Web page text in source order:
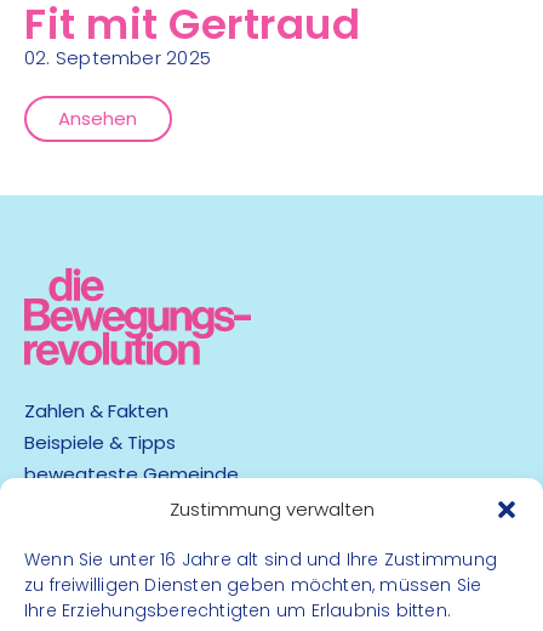
Zustimmung verwalten
Wenn Sie unter 16 Jahre alt sind und Ihre Zustimmung
zu freiwilligen Diensten geben möchten, müssen Sie
Ihre Erziehungsberechtigten um Erlaubnis bitten.
Fit mit Gertraud
02. September 2025
Ansehen
Zahlen & Fakten
Beispiele & Tipps
bewegteste Gemeinde
Barrierefreiheit
Datenschutz
Impressum